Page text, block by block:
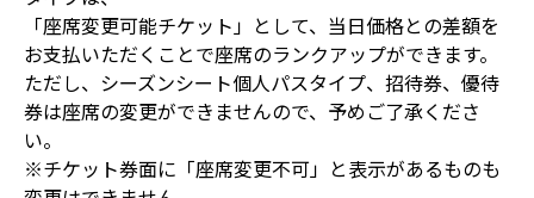
「座席変更可能チケット」として、当日価格との差額を
お支払いただくことで座席のランクアップができます。
ただし、シーズンシート個人パスタイプ、招待券、優待
券は座席の変更ができませんので、予めご了承くださ
い。
※チケット券面に「座席変更不可」と表示があるものも